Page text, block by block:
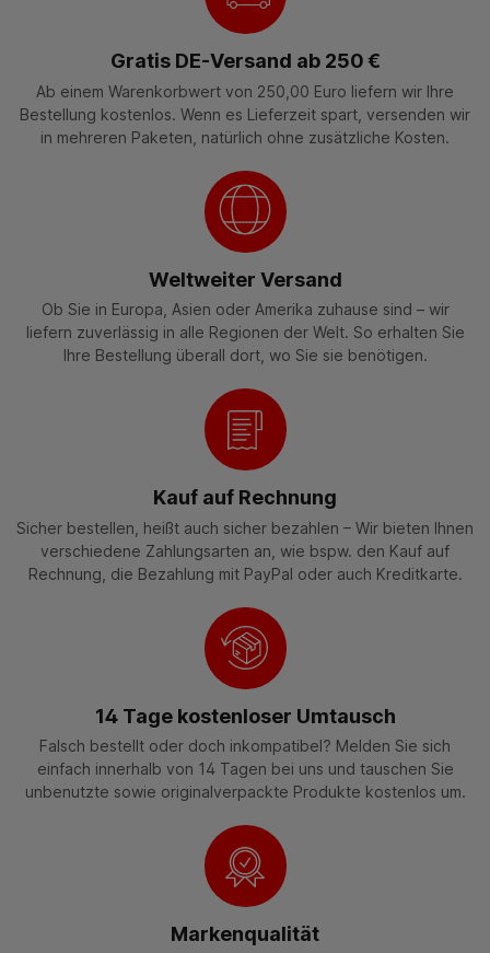
Gratis DE-Versand ab 250 €
Ab einem Warenkorbwert von 250,00 Euro liefern wir Ihre
Bestellung kostenlos. Wenn es Lieferzeit spart, versenden wir
in mehreren Paketen, natürlich ohne zusätzliche Kosten.
Weltweiter Versand
Ob Sie in Europa, Asien oder Amerika zuhause sind – wir
liefern zuverlässig in alle Regionen der Welt. So erhalten Sie
Ihre Bestellung überall dort, wo Sie sie benötigen.
Kauf auf Rechnung
Sicher bestellen, heißt auch sicher bezahlen – Wir bieten Ihnen
verschiedene Zahlungsarten an, wie bspw. den Kauf auf
Rechnung, die Bezahlung mit PayPal oder auch Kreditkarte.
14 Tage kostenloser Umtausch
Falsch bestellt oder doch inkompatibel? Melden Sie sich
einfach innerhalb von 14 Tagen bei uns und tauschen Sie
unbenutzte sowie originalverpackte Produkte kostenlos um.
Markenqualität